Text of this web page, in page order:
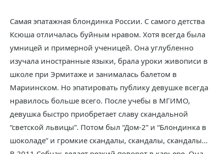
Самая эпатажная блондинка России. С самого детства
Ксюша отличалась буйным нравом. Хотя всегда была
умницей и примерной ученицей. Она углубленно
изучала иностранные языки, брала уроки живописи в
школе при Эрмитаже и занималась балетом в
Мариинском. Но эпатировать публику девушке всегда
нравилось больше всего. После учебы в МГИМО,
девушка быстро приобретает славу скандальной
“светской львицы”. Потом был “Дом-2” и “Блондинка в
шоколаде” и громкие скандалы, скандалы, скандалы…